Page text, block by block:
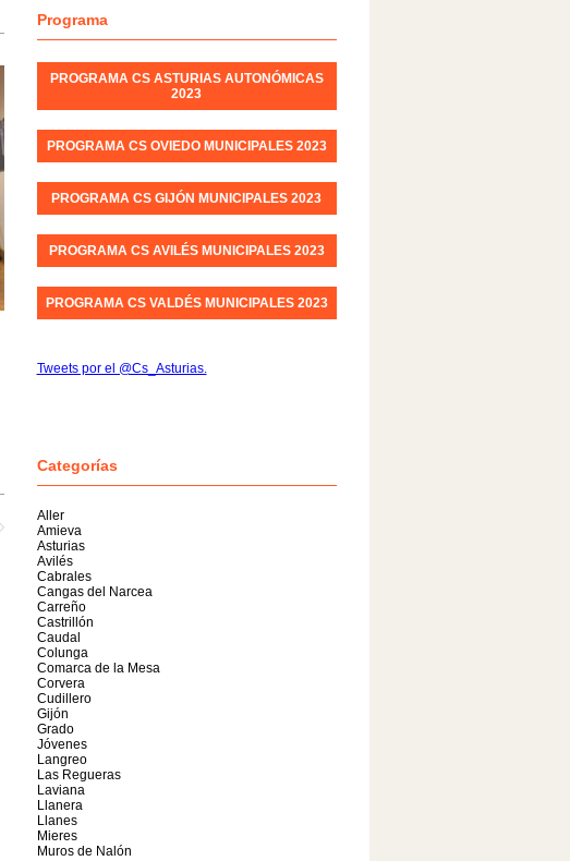
Programa
PROGRAMA CS ASTURIAS AUTONÓMICAS
2023
PROGRAMA CS OVIEDO MUNICIPALES 2023
PROGRAMA CS GIJÓN MUNICIPALES 2023
PROGRAMA CS AVILÉS MUNICIPALES 2023
PROGRAMA CS VALDÉS MUNICIPALES 2023
Tweets por el @Cs_Asturias.
Categorías
Aller
Amieva
Asturias
Avilés
Cabrales
Cangas del Narcea
Carreño
Castrillón
Caudal
Colunga
Comarca de la Mesa
Corvera
Cudillero
Gijón
Grado
Jóvenes
Langreo
Las Regueras
Laviana
Llanera
Llanes
Mieres
Muros de Nalón